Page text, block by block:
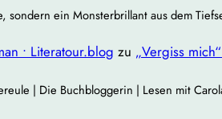
sondern ein Monsterbrillant aus dem
• Literatour.blog zu „Vergiss
| Die Buchbloggerin | Lesen mit